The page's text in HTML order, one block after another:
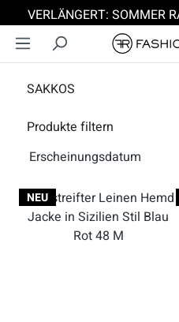
Zum Hauptinhalt springen
VERLÄNGERT: SOMMER
SAKKOS
Produkte filtern
NEU